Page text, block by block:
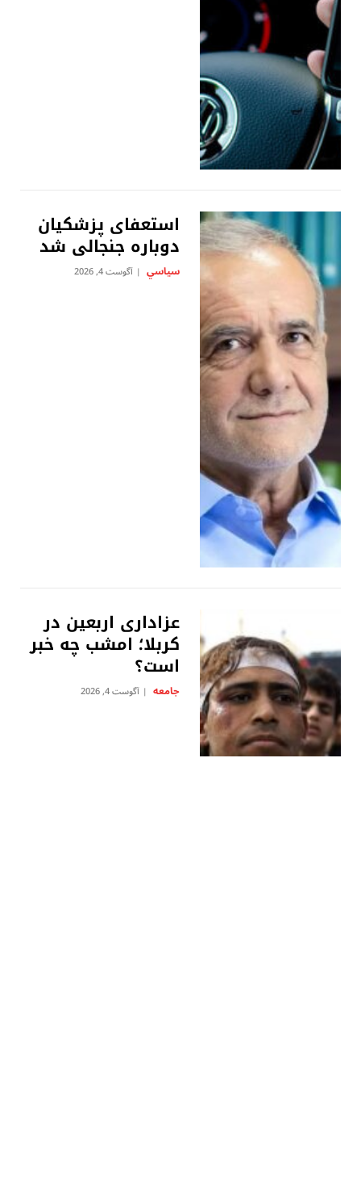
استعفای پزشکیان
دوباره جنجالی شد
سياسي آگوست 4, 2026
عزاداری اربعین در
کربلا؛ امشب چه خبر
است؟
جامعه آگوست 4, 2026